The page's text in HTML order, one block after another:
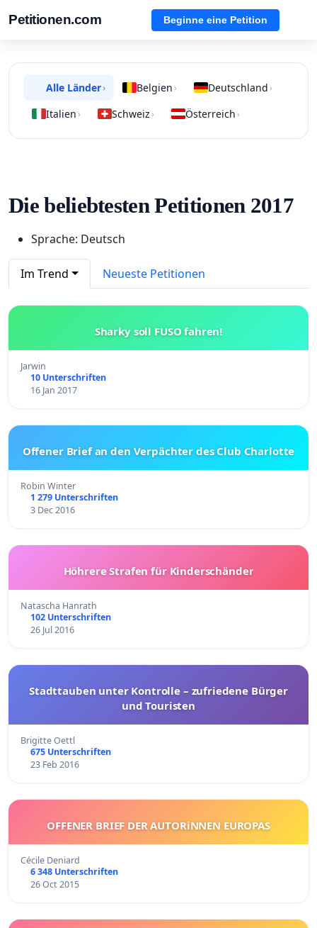
Petitionen.com Beginne eine Petition
Alle Länder› Belgien › Deutschland ›
Italien › Schweiz › Österreich ›
Die beliebtesten Petitionen 2017
Sprache: Deutsch
Im Trend Neueste Petitionen
Sharky soll FUSO fahren!
Jarwin
10 Unterschriften
16 Jan 2017
Offener Brief an den Verpächter des Club Charlotte
Robin Winter
1 279 Unterschriften
3 Dec 2016
Höhrere Strafen für Kinderschänder
Natascha Hanrath
102 Unterschriften
26 Jul 2016
Stadttauben unter Kontrolle – zufriedene Bürger
und Touristen
Brigitte Oettl
675 Unterschriften
23 Feb 2016
OFFENER BRIEF DER AUTORiNNEN EUROPAS
Cécile Deniard
6 348 Unterschriften
26 Oct 2015